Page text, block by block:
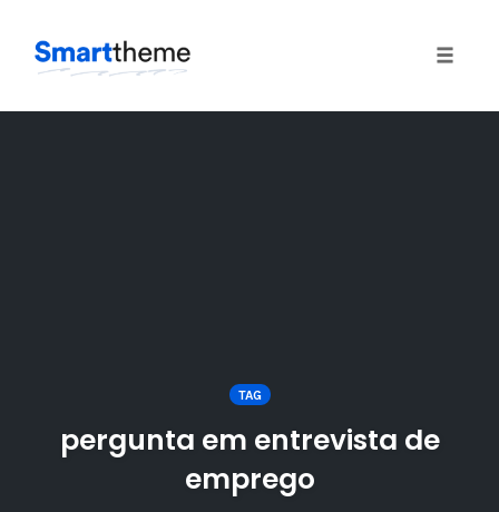
TAG
pergunta em entrevista de
emprego